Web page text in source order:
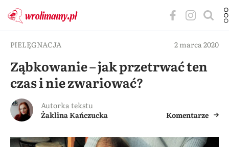
PIELĘGNACJA 2 marca 2020
Ząbkowanie – jak przetrwać ten
czas i nie zwariować?
Autorka tekstu
Żaklina Kańczucka
Komentarze